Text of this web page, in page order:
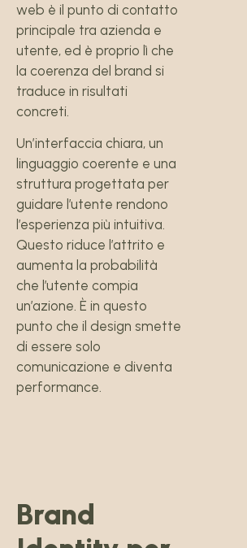
web è il punto di contatto
principale tra azienda e
utente, ed è proprio lì che
la coerenza del brand si
traduce in risultati
concreti.
Un’interfaccia chiara, un
linguaggio coerente e una
struttura progettata per
guidare l’utente rendono
l’esperienza più intuitiva.
Questo riduce l’attrito e
aumenta la probabilità
che l’utente compia
un’azione. È in questo
punto che il design smette
di essere solo
comunicazione e diventa
performance.
Brand